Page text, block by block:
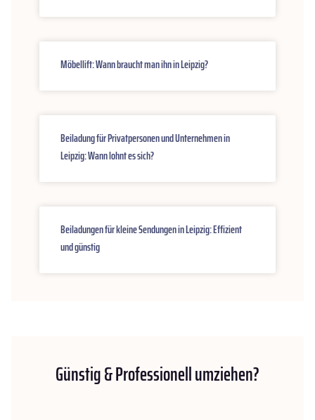
Möbellift: Wann braucht man ihn in Leipzig?
Beiladung für Privatpersonen und Unternehmen in
Leipzig: Wann lohnt es sich?
Beiladungen für kleine Sendungen in Leipzig: Effizient
und günstig
Günstig & Professionell umziehen?